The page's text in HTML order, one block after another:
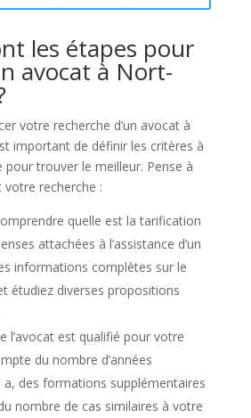
les étapes pour
avocat à Nort-
votre recherche d’un avocat à
important de définir les critères à
trouver le meilleur. Pense à
recherche :
quelle est la tarification
attachées à l’assistance d’un
informations complètes sur le
étudiez diverses propositions
l’avocat est qualifié pour votre
du nombre d’années
a, des formations supplémentaires
nombre de cas similaires à votre